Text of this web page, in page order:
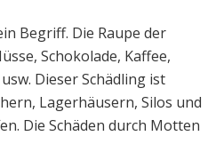
Begriff. Die Raupe der
Schokolade, Kaffee,
Dieser Schädling ist
Lagerhäusern, Silos und
Die Schäden durch Motten